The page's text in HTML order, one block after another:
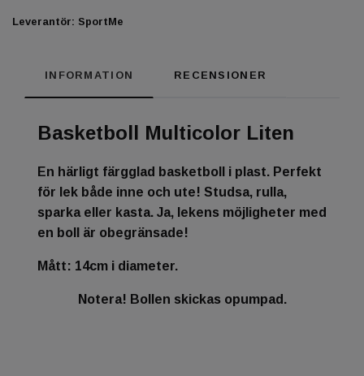
Leverantör: SportMe
INFORMATION RECENSIONER
Basketboll Multicolor Liten
En härligt färgglad basketboll i plast. Perfekt
för lek både inne och ute! Studsa, rulla,
sparka eller kasta. Ja, lekens möjligheter med
en boll är obegränsade!
Mått: 14cm i diameter.
Notera! Bollen skickas opumpad.